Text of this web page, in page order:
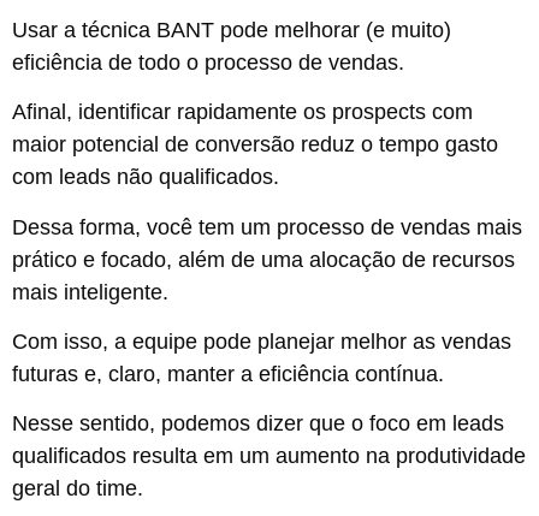
Usar a técnica BANT pode melhorar (e muito)
eficiência de todo o processo de vendas.
Afinal, identificar rapidamente os prospects com
maior potencial de conversão reduz o tempo gasto
com leads não qualificados.
Dessa forma, você tem um processo de vendas mais
prático e focado, além de uma alocação de recursos
mais inteligente.
Com isso, a equipe pode planejar melhor as vendas
futuras e, claro, manter a eficiência contínua.
Nesse sentido, podemos dizer que o foco em leads
qualificados resulta em um aumento na produtividade
geral do time.